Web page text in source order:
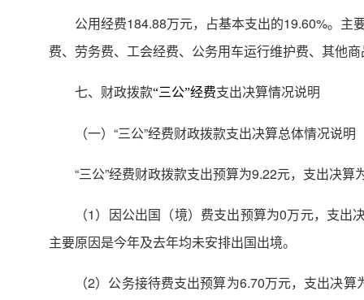
公用经费184.88万元，占基本支出的19.60%。
费、劳务费、工会经费、公务用车运行维护费、其他
七、财政拨款“三公”经费支出决算情况说明
（一）“三公”经费财政拨款支出决算总体情况说明
“三公”经费财政拨款支出预算为9.22元，支出决
（1）因公出国（境）费支出预算为0万元，支
主要原因是今年及去年均未安排出国出境。
（2）公务接待费支出预算为6.70万元，支出决